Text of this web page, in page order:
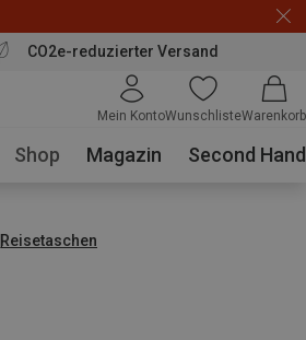
CO2e-reduzierter Versand
Mein KontoWunschlisteWarenkorb
Shop Magazin Second Hand
Reisetaschen